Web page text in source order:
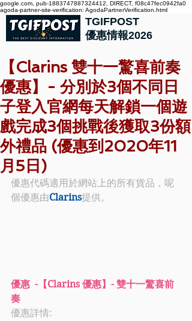
google.com, pub-1883747887324412, DIRECT, f08c47fec0942fa0
agoda-partner-site-verification: AgodaPartnerVerification.html
TGIFPOST
優惠情報2026
【Clarins 雙十一驚喜前奏
優惠】- 分別於3個不同日
子登入官網每天解鎖一個遊
戲完成3個挑戰後獲取3份額
外禮品 (優惠到2020年11
月5日)
優惠代碼適用於網站上的所有貨品，呢
個優惠由Clarins提供。
優惠  -【Clarins 優惠】- 雙十一驚喜前
奏
優惠詳情: